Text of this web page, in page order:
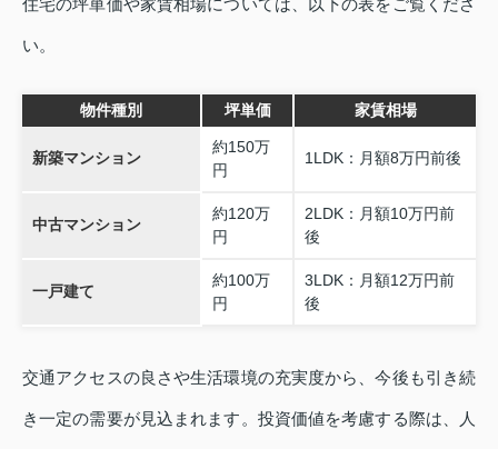
い。
物件種別 坪単価 家賃相場
新築マンション
約150万
円
1LDK：月額8万円前後
中古マンション
約120万
円
2LDK：月額10万円前
後
一戸建て
約100万
円
3LDK：月額12万円前
後
交通アクセスの良さや生活環境の充実度から、今後も引き続
き一定の需要が見込まれます。投資価値を考慮する際は、人